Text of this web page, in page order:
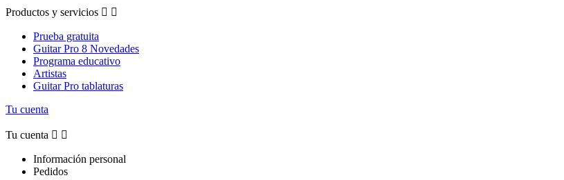
Productos y servicios  
Prueba gratuita
Guitar Pro 8 Novedades
Programa educativo
Artistas
Guitar Pro tablaturas
Tu cuenta
Tu cuenta  
Información personal
Pedidos